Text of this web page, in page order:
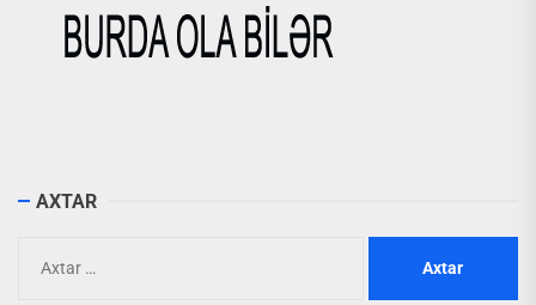
AXTAR